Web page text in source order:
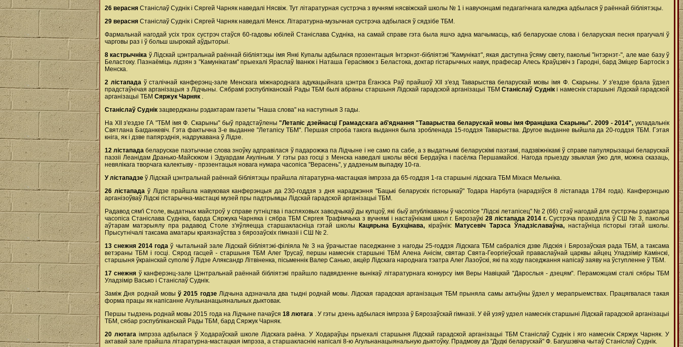
26 верасня Станіслаў Суднік і Сяргей Чарняк наведалі Нясвіж. Тут літаратурная сустрэча з вучнямі нясвіжскай школы № 1 і навучэнцамі педагагічнага каледжа адбылася ў раённай бібліятэцы.
29 верасня Станіслаў Суднік і Сяргей Чарняк наведалі Менск. Літаратурна-музычная сустрэча адбылася ў сядзібе ТБМ.
Фармальнай нагодай усіх трох сустрэч стаўся 60-гадовы юбілей Станіслава Судніка, на самай справе гэта была яшчэ адна магчымасць, каб беларускае слова і беларуская песня прагучалі ў
чарговы раз і ў больш шырокай аўдыторыі.
8 кастрычніка ў Лідскай цэнтральнай раённай бібліятэцы імя Янкі Купалы адбылася прэзентацыя Інтэрнэт-бібліятэкі "Камунікат", якая даступна ўсяму свету, паколькі "інтэрнэт-", але мае базу ў
Беластоку. Пазнаёміць лідзян з "Камунікатам" прыехалі Яраслаў Іванюк і Наташа Герасімюк з Беластока, доктар гістарычных навук, прафесар Алесь Краўцэвіч з Гародні, бард Зміцер Бартосік з
Менска.
2 лістапада ў сталічнай канферэнц-зале Менскага міжнароднага адукацыйнага цэнтра Ёганэса Раў прайшоў ХІІ з'езд Таварыства беларускай мовы імя Ф. Скарыны. У з'ездзе брала ўдзел
прадстаўнічая арганізацыя з Лідчыны. Сябрамі рэспубліканскай Рады ТБМ былі абраны старшыня Лідскай гарадской арганізацыі ТБМСтаніслаў Суднікі намеснік старшыні Лідскай гарадской
арганізацыі ТБМ Сяржук Чарняк .
Станіслаў Суднік зацверджаны рэдактарам газеты "Наша слова" на наступныя 3 гады.
На ХІІ з'ездзе ГА "ТБМ імя Ф. Скарыны" быў прадстаўлены"Летапіс дзейнасці Грамадскага аб'яднання "Таварыства беларускай мовы імя Францішка Скарыны". 2009 - 2014",укладальнік
Святлана Багданкевіч. Гэта фактычна 3-е выданне "Летапісу ТБМ". Першая спроба такога выдання была зробленада 15-годдзя Таварыства. Другое выданне выйшла да 20-годдзя ТБМ. Гэтая
кніга, як і дзве папярэднія, надрукавана ў Лідзе.
12 лістападабеларускае паэтычнае слова зноўку адправілася ў падарожжа па Лідчыне і не само па сабе, а з выдатнымі беларускімі паэтамі, падзвіжнікамі ў справе папулярызацыі беларускай
паэзіі Леанідам Дранько-Майсюком і Эдуардам Акуліным. У гэты раз госці з Менска наведалі школы вёскі Бердаўка і пасёлка Першамайскі. Нагода прыезду звыклая ўжо для, можна сказаць,
невялікага творчага калектыву - прэзентацыя новага нумара часопіса "Верасень", у дадзеным выпадку 10-га.
У лістападзе ў Лідскай цэнтральнай раённай бібліятэцы прайшла літаратурна-мастацкая імпрэза да 65-годдзя 1-га старшыні лідскага ТБМ Міхася Мельніка.
26 лістапада ў Лідзе прайшла навуковая канферэнцыя да 230-годдзя з дня нараджэння "Бацькі беларускіх гісторыкаў" Тодара Нарбута (нарадзіўся 8 лістапада 1784 года). Канферэнцыю
арганізоўваў Лідскі гістарычна-мастацкі музей пры падтрымцы Лідскай гарадской арганізацыі ТБМ.
Радавод сям'і Столе, выдатных майстроў у справе гутніцтва і паспяховых заводчыкаў ды купцоў, які быў апублікаваны ў часопісе "Лідскі летапісец" № 2 (66) стаў нагодай для сустрэчы рэдактара
часопіса Станіслава Судніка, барда Сяржука Чарняка і сябра ТБМ Сяргея Трафімчыка з вучнямі і настаўнікамі школ г. Бярозаўкі28 лістапада 2014 г. Сустрэча праходзіла ў СШ № 3, паколькі
аўтарам матэрыялу пра радавод Столе з'яўляецца старшакласніца гэтай школы
Кацярына Бухцінава, кіраўнік: Матусевіч Тарэса Ўладзіславаўна, настаўніца гісторыі гэтай школы.
Прысутнічалі таксама аматары краязнаўства з бярозаўскіх гімназіі і СШ № 2.
13 снежня 2014 годаў чытальнай зале Лідскай бібліятэкі-філіяла № 3 на ўрачыстае паседжанне з нагоды 25-годдзя Лідскага ТБМ сабраліся дзве Лідскія і Бярозаўская рада ТБМ, а таксама
ветэраны ТБМ і госці. Сярод гасцей - старшыня ТБМ Алег Трусаў, першы намеснік старшыні ТБМ Алена Анісім, святар Свята-Георгіеўскай праваслаўнай царквы айцец Уладзімір Камінскі,
старшыня ўкраінскай суполкі ў Лідзе Аляксандр Літвіненка, пісьменнік Валер Санько, акцёр Лідскага народнага тэатра Алег Лазоўскі, які па ходу паседжання напісаў заяву на ўступленне ў ТБМ.
17 снежня ў канферэнц-зале Цэнтральнай раённай бібліятэкі прайшло падвядзенне вынікаў літаратурнага конкурсу імя Веры Навіцкай "Дарослыя - дзецям". Пераможцамі сталі сябры ТБМ
Уладзімір Васько і Станіслаў Суднік.
Заміж Дня роднай мовы ў 2015 годзе Лідчына адзначала два тыдні роднай мовы. Лідская гарадская арганізацыя ТБМ прыняла самы актыўны ўдзел у мерапрыемствах. Працягвалася такая
форма працы як напісанне Агульнанацыянальных дыктовак.
Першы тыдзень роднай мовы 2015 года на Лідчыне пачаўся 18 лютага . У гэты дзень адбылася імпрэза ў Бярозаўскай гімназіі. У ёй узяў удзел намеснік старшыні Лідскай гарадской арганізацыі
ТБМ, сябар рэспубліканскай Рады ТБМ, бард Сяржук Чарняк.
20 лютага імпрэза адбылася ў Ходараўскай школе Лідскага раёна. У Ходараўцы прыехалі старшыня Лідскай гарадской арганізацыі ТБМ Станіслаў Суднік і яго намеснік Сяржук Чарняк. У
актавай зале прайшла літаратурна-мастацкая імпрэза, а старшакласнікі напісалі 8-ю Агульнанацыянальную дыктоўку. Прадмову да "Дудкі беларускай" Ф. Багушэвіча чытаў Станіслаў Суднік.